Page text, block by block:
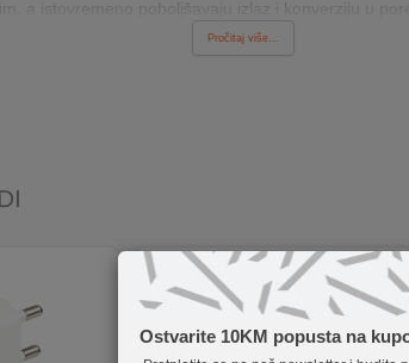
Ostvarite 10KM popusta na
a istovremeno poboljšavaju izlaz i konverziju u
Pročitaj više...